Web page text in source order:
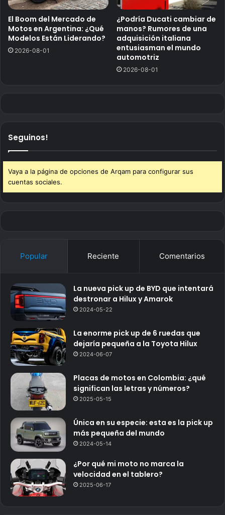
El Boom del Mercado de
Motos en Argentina: ¿Qué
Modelos Están Liderando?
2026-08-01
¿Podría Ducati cambiar de
manos? Rumores de una
adquisición italiana
entusiasman el mundo
automotriz
2026-08-01
Seguinos!
Vaya a la página de opciones de Arqam para configurar sus
cuentas sociales.
Popular Reciente Comentarios
La nueva pick up de BYD que intentará
destronar a Hilux y Amarok
2024-05-22
La enorme pick up de 6 ruedas que
dejaría pequeña a la Toyota Hilux
2024-06-07
Placas de motos en Colombia: ¿qué
significan las letras y números?
2025-05-15
Única en su especie: esta es la pick up
más pequeña del mundo
2024-05-14
¿Por qué mi moto no marca la
velocidad en el tablero?
2025-06-17